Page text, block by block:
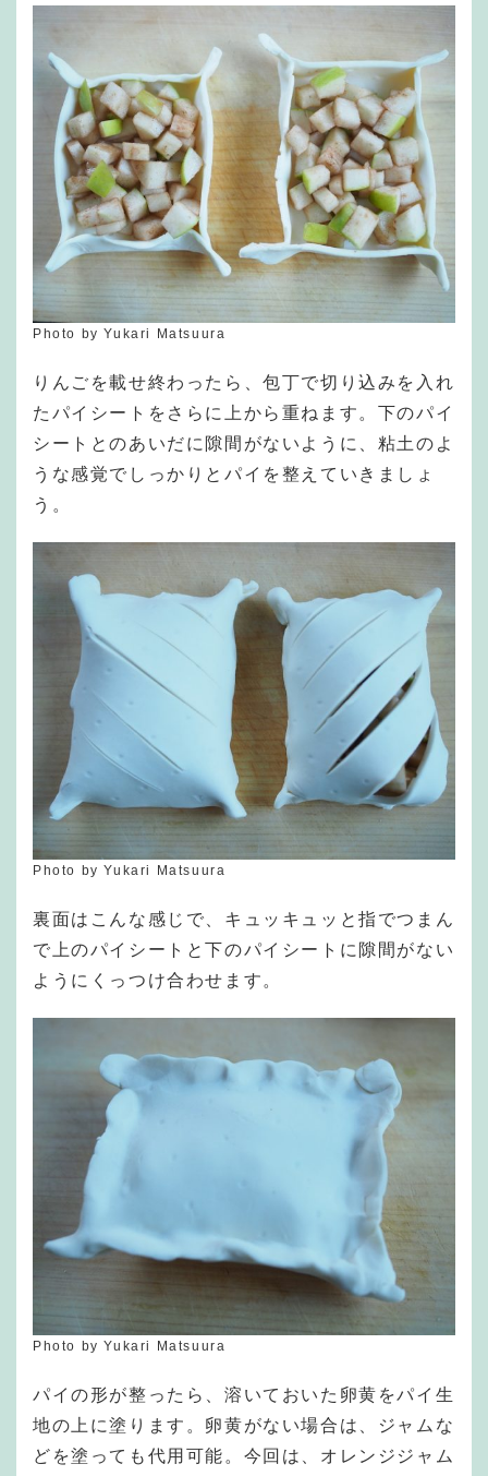
Photo by Yukari Matsuura
りんごを載せ終わったら、包丁で切り込みを入れ
たパイシートをさらに上から重ねます。下のパイ
シートとのあいだに隙間がないように、粘土のよ
うな感覚でしっかりとパイを整えていきましょ
う。
Photo by Yukari Matsuura
裏面はこんな感じで、キュッキュッと指でつまん
で上のパイシートと下のパイシートに隙間がない
ようにくっつけ合わせます。
Photo by Yukari Matsuura
パイの形が整ったら、溶いておいた卵黄をパイ生
地の上に塗ります。卵黄がない場合は、ジャムな
どを塗っても代用可能。今回は、オレンジジャム